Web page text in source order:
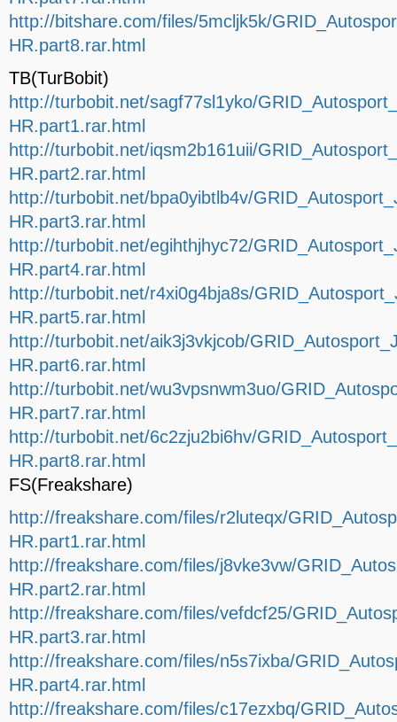
http://bitshare.com/files/5mcljk5k/
HR.part8.rar.html
TB(TurBobit)
http://turbobit.net/sagf77sl1yko/
HR.part1.rar.html
http://turbobit.net/iqsm2b161uii/
HR.part2.rar.html
http://turbobit.net/bpa0yibtlb4v/
HR.part3.rar.html
http://turbobit.net/egihthjhyc72/
HR.part4.rar.html
http://turbobit.net/r4xi0g4bja8s/
HR.part5.rar.html
http://turbobit.net/aik3j3vkjcob/
HR.part6.rar.html
http://turbobit.net/wu3vpsnwm3uo/
HR.part7.rar.html
http://turbobit.net/6c2zju2bi6hv/
HR.part8.rar.html
FS(Freakshare)
http://freakshare.com/files/r2luteqx/
HR.part1.rar.html
http://freakshare.com/files/j8vke3vw/
HR.part2.rar.html
http://freakshare.com/files/vefdcf25/
HR.part3.rar.html
http://freakshare.com/files/n5s7ixba/
HR.part4.rar.html
http://freakshare.com/files/c17ezxbq/